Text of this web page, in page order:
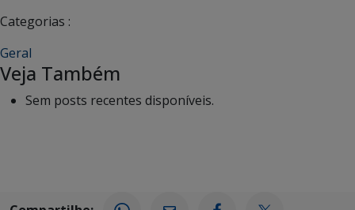
Categorias :
Geral
Veja Também
Sem posts recentes disponíveis.